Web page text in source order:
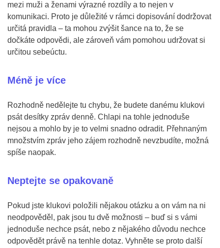
mezi muži a ženami výrazné rozdíly a to nejen v
komunikaci. Proto je důležité v rámci dopisování dodržovat
určitá pravidla – ta mohou zvýšit šance na to, že se
dočkáte odpovědi, ale zároveň vám pomohou udržovat si
určitou sebeúctu.
Méně je více
Rozhodně nedělejte tu chybu, že budete danému klukovi
psát desítky zpráv denně. Chlapi na tohle jednoduše
nejsou a mohlo by je to velmi snadno odradit. Přehnaným
množstvím zpráv jeho zájem rozhodně nevzbudíte, možná
spíše naopak.
Neptejte se opakovaně
Pokud jste klukovi položili nějakou otázku a on vám na ni
neodpověděl, pak jsou tu dvě možnosti – buď si s vámi
jednoduše nechce psát, nebo z nějakého důvodu nechce
odpovědět právě na tenhle dotaz. Vyhněte se proto další